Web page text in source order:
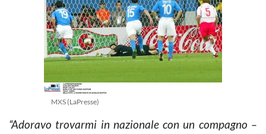
MXS (LaPresse)
“Adoravo trovarmi in nazionale con un compagno –